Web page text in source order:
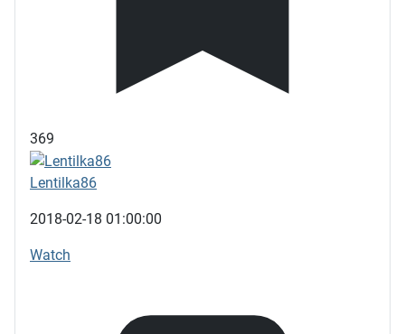
369
Lentilka86
2018-02-18 01:00:00
Watch